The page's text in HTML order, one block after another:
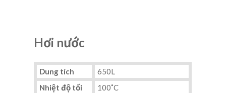
Hơi nước
Dung tích
650L
Nhiệt độ tối
100˚C